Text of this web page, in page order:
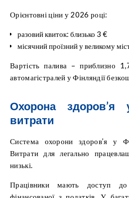
Орієнтовні ціни у 2026 році:
разовий квиток: близько 3 €
місячний проїзний у великому
Вартість палива – приблизно
автомагістралей у Фінляндії
Охорона здоров’я
витрати
Система охорони здоров’я у
Витрати для легально
низькі.
Працівники мають доступ до